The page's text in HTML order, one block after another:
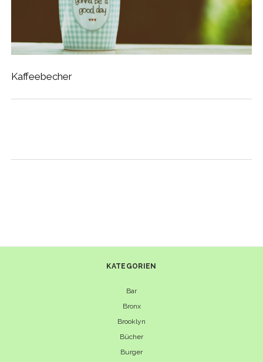
Kaffeebecher
KATEGORIEN
Bar
Bronx
Brooklyn
Bücher
Burger